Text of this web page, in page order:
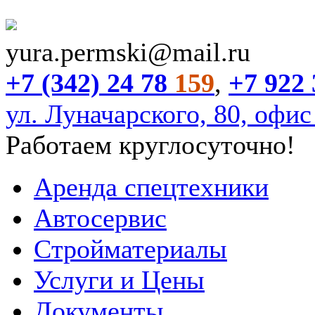
yura.permski@mail.ru
+7 (342) 24 78 159, +7 922
ул. Луначарского, 80,
Работаем круглосуточно!
Аренда спецтехники
Автосервис
Стройматериалы
Услуги и Цены